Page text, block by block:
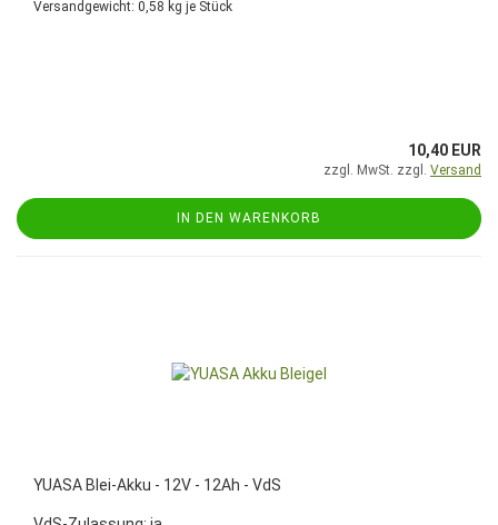
Versandgewicht: 0,58 kg je Stück
10,40 EUR
zzgl. MwSt. zzgl. Versand
IN DEN WARENKORB
YUASA Blei-Akku - 12V - 12Ah - VdS